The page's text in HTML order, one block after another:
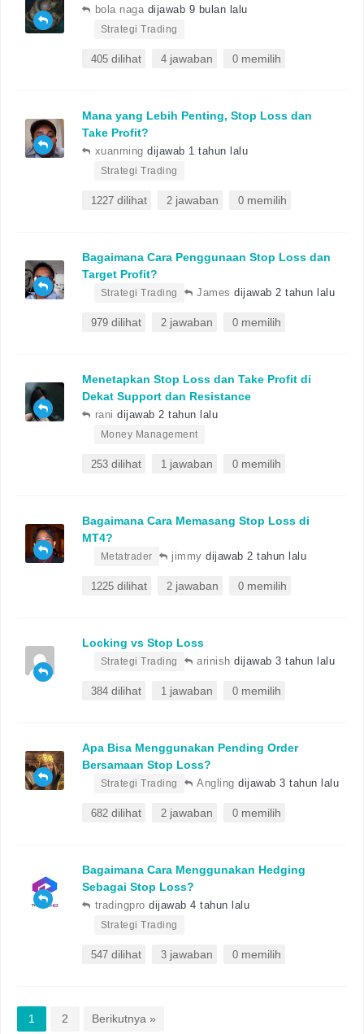
bola naga dijawab 9 bulan lalu
Strategi Trading
405 dilihat 4 jawaban 0 memilih
Mana yang Lebih Penting, Stop Loss dan
Take Profit?
xuanming dijawab 1 tahun lalu
Strategi Trading
1227 dilihat 2 jawaban 0 memilih
Bagaimana Cara Penggunaan Stop Loss dan
Target Profit?
James dijawab 2 tahun lalu
Strategi Trading
979 dilihat 2 jawaban 0 memilih
Menetapkan Stop Loss dan Take Profit di
Dekat Support dan Resistance
rani dijawab 2 tahun lalu
Money Management
253 dilihat 1 jawaban 0 memilih
Bagaimana Cara Memasang Stop Loss di
MT4?
jimmy dijawab 2 tahun lalu
Metatrader
1225 dilihat 2 jawaban 0 memilih
Locking vs Stop Loss
arinish dijawab 3 tahun lalu
Strategi Trading
384 dilihat 1 jawaban 0 memilih
Apa Bisa Menggunakan Pending Order
Bersamaan Stop Loss?
Angling dijawab 3 tahun lalu
Strategi Trading
682 dilihat 2 jawaban 0 memilih
Bagaimana Cara Menggunakan Hedging
Sebagai Stop Loss?
tradingpro dijawab 4 tahun lalu
Strategi Trading
547 dilihat 3 jawaban 0 memilih
1 2 Berikutnya »